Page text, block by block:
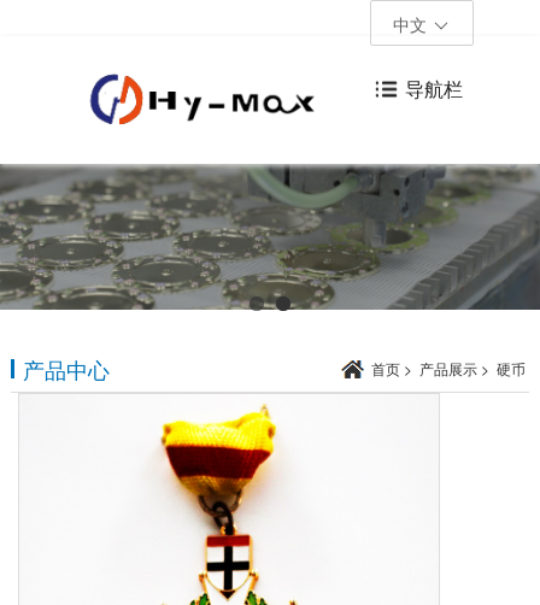
中文
导航栏
产品中心 首页 > 产品展示 > 硬币